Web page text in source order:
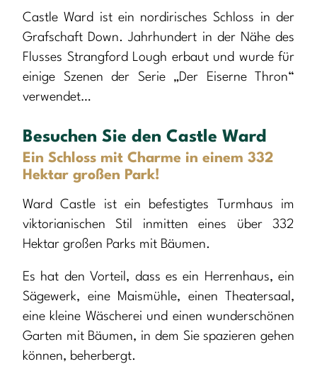
Castle Ward ist ein nordirisches Schloss in der
Grafschaft Down. Jahrhundert in der Nähe des
Flusses Strangford Lough erbaut und wurde für
einige Szenen der Serie „Der Eiserne Thron“
verwendet…
Besuchen Sie den Castle Ward
Ein Schloss mit Charme in einem 332
Hektar großen Park!
Ward Castle ist ein befestigtes Turmhaus im
viktorianischen Stil inmitten eines über 332
Hektar großen Parks mit Bäumen.
Es hat den Vorteil, dass es ein Herrenhaus, ein
Sägewerk, eine Maismühle, einen Theatersaal,
eine kleine Wäscherei und einen wunderschönen
Garten mit Bäumen, in dem Sie spazieren gehen
können, beherbergt.